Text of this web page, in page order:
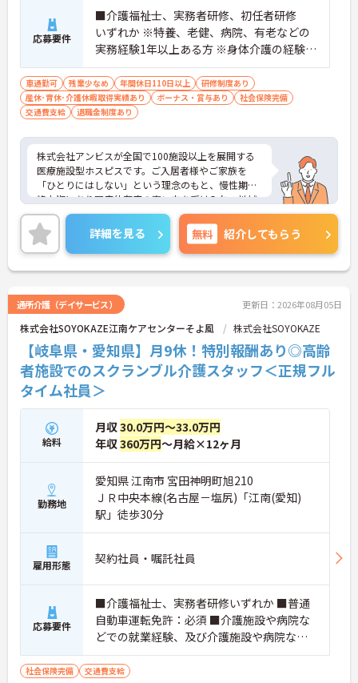
応募要件
■介護福祉士、実務者研修、初任者研修
いずれか ※特養、老健、病院、有老などの
実務経験1年以上ある方 ※身体介護の経験年
以上ある方、機械浴の使用の経験のある方
歓迎
車通勤可 残業少なめ 年間休日110日以上
研修制度あり
産休･育休･介護休暇取得実績あり
ボーナス・賞与あり
社会保険完備
交通費支給
退職金制度あり
株式会社アンビスが全国で100施設以上を展開する
医療施設型ホスピスです。ご入居者様やご家族を
「ひとりにはしない」という理念のもと、慢性期や
終末期にあり医療依存度の高い方を受け入れ、地域
医療を支える社会的意義の高い事業を推進していま
す。現場には看護師が24時間常駐しています。急変
時の対応や医療行為は看護師が担当するため、初任
者研修や実務者研修の方も食事介助や入浴介助など
の生活を支えるケアに専念できる環境です。多職種
連携の体制がしっかりと整っています。働き方の面
では、夜勤明けの翌日が原則として公休となるほ
か、月平均の残業時間も5時間から7時間程度とかな
り少なめです。常勤スタッフの比率が90パーセント
を超えているため急な勤務変更が発生しにくく、あ
らかじめ決められた訪問予定表に沿って規則正しく
働けます。入職後は現場スタッフによるお一人おひ
とりに合わせた個別のOJT研修が実施されます。eラ
専門性を着実に深めていける環境が用意されていま
す。
★おすすめPOINT★
＜個別ＯＪＴとチーム連携で着実に成長！＞
・入職後はお一人おひとりの習熟度に合わせた個別
のＯＪＴ研修を実施し、ｅラーニングを用いた学習
の機会も提供されます
・施設内には看護師が24時間常駐しており、急変時
の対応や専門的な医療処置は看護師が担当するため
負担が減ります
・介護スタッフと看護スタッフの比率が1対1で相談
しやすく、初任者研修や実務者研修からでも着実に
専門性を高められます
＜残業月7時間以下で身体の負担を軽減！＞
・常勤で働くスタッフの比率が90パーセント以上と
高く、急なシフト変更や無理な長時間勤務が発生し
にくい人員体制です
詳細を見る 無料 紹介してもらう
通所介護（デイサービス） 更新日：2026年08月05日
株式会社SOYOKAZE江南ケアセンターそよ風 株式会社SOYOKAZE
【岐阜県・愛知県】月9休！特別報酬あり◎高齢
者施設でのスクランブル介護スタッフ＜正規フル
タイム社員＞
給料
月収30.0万円～33.0万円
年収360万円～月給×12ヶ月
勤務地
愛知県 江南市 宮田神明町旭210
ＪＲ中央本線(名古屋－塩尻)「江南(愛知)
駅」徒歩30分
雇用形態 契約社員・嘱託社員
応募要件
■介護福祉士、実務者研修いずれか ■普通
自動車運転免許：必須 ■介護施設や病院な
どでの就業経験、及び介護施設や病院など
での夜勤経験必須
社会保険完備 交通費支給